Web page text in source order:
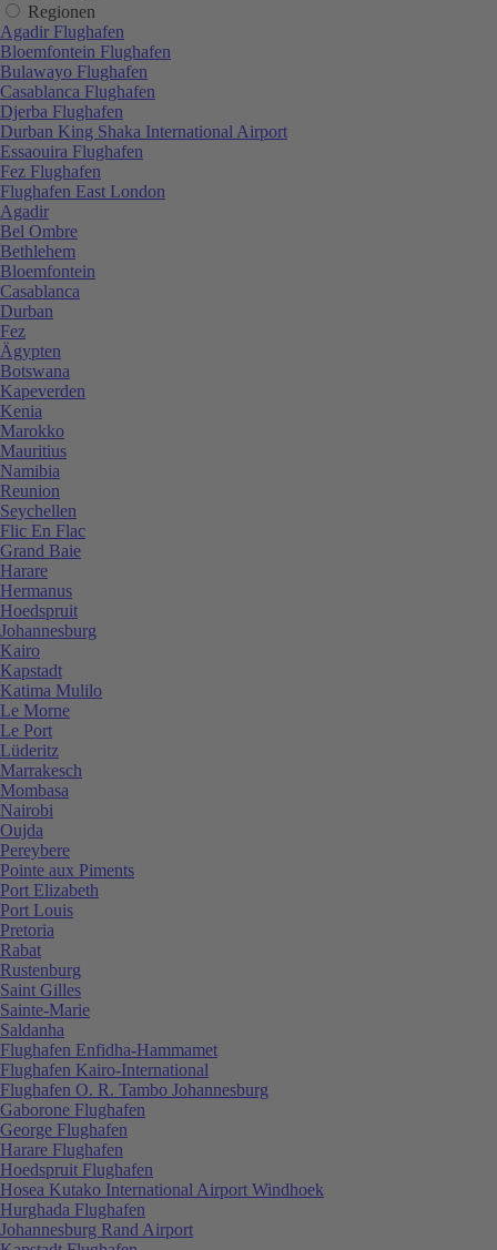
Regionen
Agadir Flughafen
Bloemfontein Flughafen
Bulawayo Flughafen
Casablanca Flughafen
Djerba Flughafen
Durban King Shaka International Airport
Essaouira Flughafen
Fez Flughafen
Flughafen East London
Agadir
Bel Ombre
Bethlehem
Bloemfontein
Casablanca
Durban
Fez
Ägypten
Botswana
Kapeverden
Kenia
Marokko
Mauritius
Namibia
Reunion
Seychellen
Flic En Flac
Grand Baie
Harare
Hermanus
Hoedspruit
Johannesburg
Kairo
Kapstadt
Katima Mulilo
Le Morne
Le Port
Lüderitz
Marrakesch
Mombasa
Nairobi
Oujda
Pereybere
Pointe aux Piments
Port Elizabeth
Port Louis
Pretoria
Rabat
Rustenburg
Saint Gilles
Sainte-Marie
Saldanha
Flughafen Enfidha-Hammamet
Flughafen Kairo-International
Flughafen O. R. Tambo Johannesburg
Gaborone Flughafen
George Flughafen
Harare Flughafen
Hoedspruit Flughafen
Hosea Kutako International Airport Windhoek
Hurghada Flughafen
Johannesburg Rand Airport